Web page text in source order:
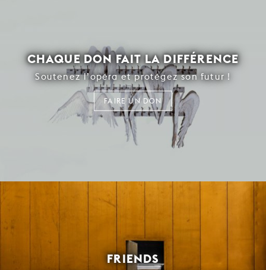
CHAQUE DON FAIT LA DIFFÉRENCE
Soutenez l’opéra et protégez son futur !
FAIRE UN DON
FRIENDS